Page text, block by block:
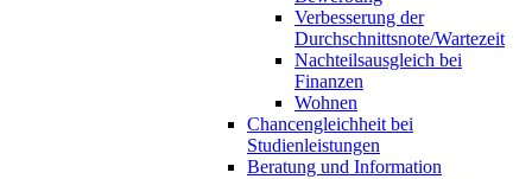
Verbesserung der
Durchschnittsnote/Wartezeit
Nachteilsausgleich bei
Finanzen
Wohnen
Chancengleichheit bei
Studienleistungen
Beratung und Information